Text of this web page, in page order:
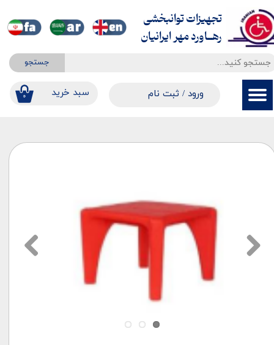
جستجو
۰ ​​سبد خرید ورود / ثبت نام
حساب کاربری من
سفارشات
خروج از حساب کاربری
تجهیزات توانبخشی
​​​​​​​رهــاورد مهر ایرانیان